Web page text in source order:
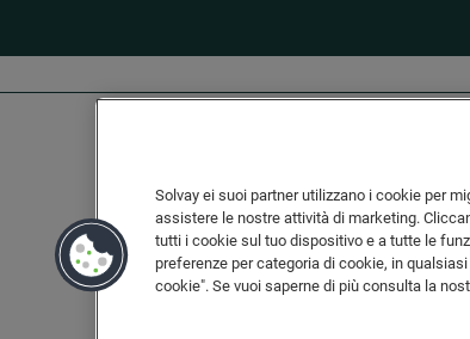
Linkedin
Twitter
wechat
Solvay ei suoi partner utilizzano i cookie per
assistere le nostre attività di marketing.
tutti i cookie sul tuo dispositivo e a tutte le
preferenze per categoria di cookie, in
cookie". Se vuoi saperne di più consulta la